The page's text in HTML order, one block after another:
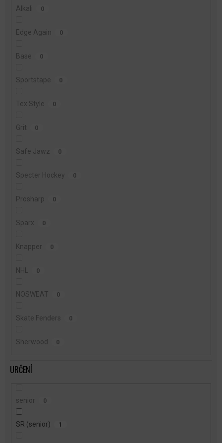
Alkali 0
Edge Again 0
Base 0
Sportstape 0
Tex Style 0
Grit 0
Safe Jawz 0
Specter Hockey 0
Prosharp 0
Sparx 0
Knapper 0
NHL 0
NOSWEAT 0
Skate Fenders 0
Sherwood 0
URČENÍ
senior 0
SR (senior) 1